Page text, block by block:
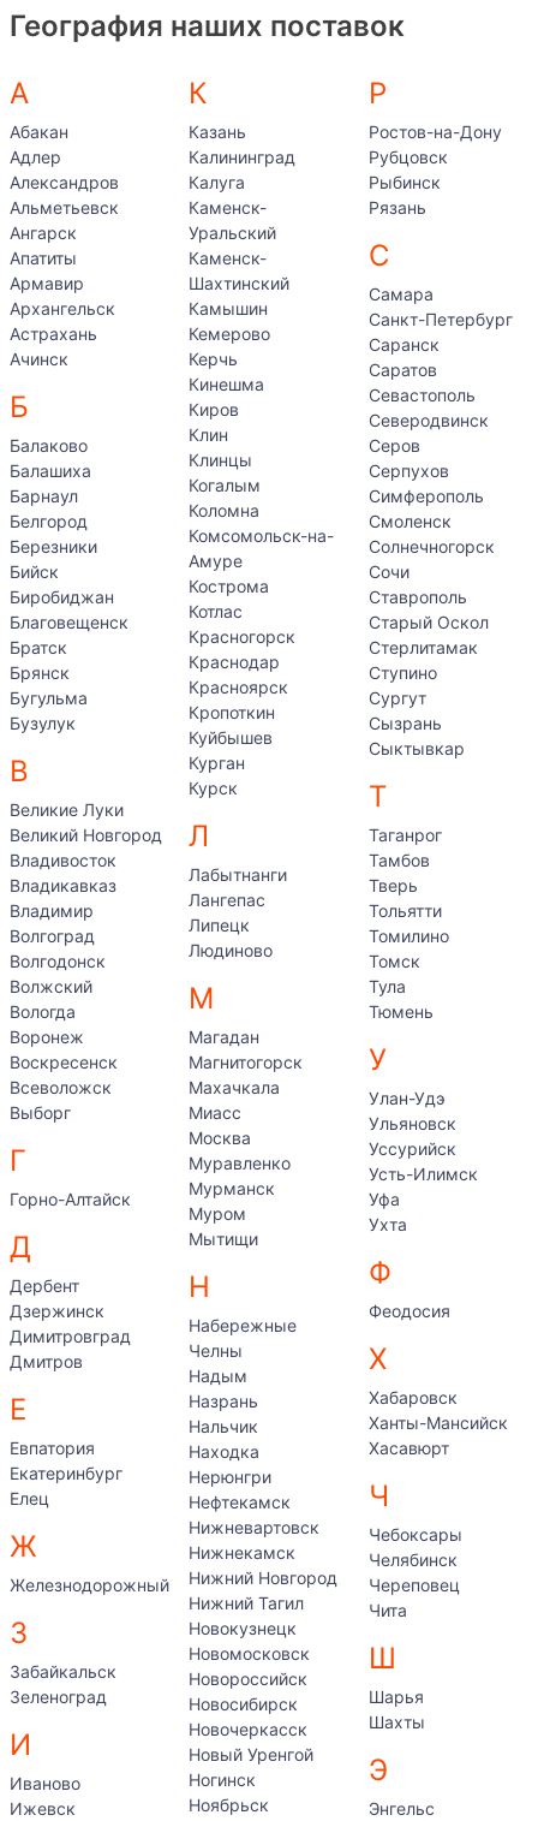
География наших поставок
А
Абакан
Адлер
Александров
Альметьевск
Ангарск
Апатиты
Армавир
Архангельск
Астрахань
Ачинск
Б
Балаково
Балашиха
Барнаул
Белгород
Березники
Бийск
Биробиджан
Благовещенск
Братск
Брянск
Бугульма
Бузулук
В
Великие Луки
Великий Новгород
Владивосток
Владикавказ
Владимир
Волгоград
Волгодонск
Волжский
Вологда
Воронеж
Воскресенск
Всеволожск
Выборг
Г
Горно-Алтайск
Д
Дербент
Дзержинск
Димитровград
Дмитров
Е
Евпатория
Екатеринбург
Елец
Ж
Железнодорожный
З
Забайкальск
Зеленоград
И
Иваново
Ижевск
К
Казань
Калининград
Калуга
Каменск-
Уральский
Каменск-
Шахтинский
Камышин
Кемерово
Керчь
Кинешма
Киров
Клин
Клинцы
Когалым
Коломна
Комсомольск-на-
Амуре
Кострома
Котлас
Красногорск
Краснодар
Красноярск
Кропоткин
Куйбышев
Курган
Курск
Л
Лабытнанги
Лангепас
Липецк
Людиново
М
Магадан
Магнитогорск
Махачкала
Миасс
Москва
Муравленко
Мурманск
Муром
Мытищи
Н
Набережные
Челны
Надым
Назрань
Нальчик
Находка
Нерюнгри
Нефтекамск
Нижневартовск
Нижнекамск
Нижний Новгород
Нижний Тагил
Новокузнецк
Новомосковск
Новороссийск
Новосибирск
Новочеркасск
Новый Уренгой
Ногинск
Ноябрьск
Р
Ростов-на-Дону
Рубцовск
Рыбинск
Рязань
С
Самара
Санкт-Петербург
Саранск
Саратов
Севастополь
Северодвинск
Серов
Серпухов
Симферополь
Смоленск
Солнечногорск
Сочи
Ставрополь
Старый Оскол
Стерлитамак
Ступино
Сургут
Сызрань
Сыктывкар
Т
Таганрог
Тамбов
Тверь
Тольятти
Томилино
Томск
Тула
Тюмень
У
Улан-Удэ
Ульяновск
Уссурийск
Усть-Илимск
Уфа
Ухта
Ф
Феодосия
Х
Хабаровск
Ханты-Мансийск
Хасавюрт
Ч
Чебоксары
Челябинск
Череповец
Чита
Ш
Шарья
Шахты
Э
Энгельс